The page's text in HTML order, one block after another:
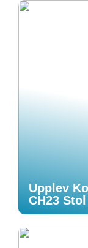
Upplev
CH23 Stol